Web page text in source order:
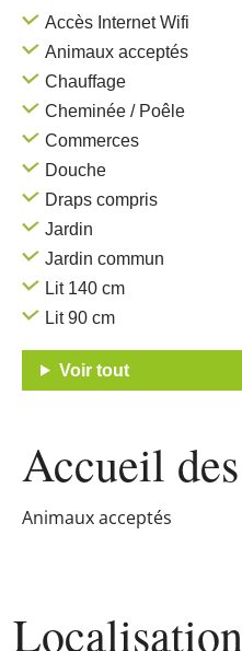
Accès Internet Wifi
Animaux acceptés
Chauffage
Cheminée / Poêle
Commerces
Douche
Draps compris
Jardin
Jardin commun
Lit 140 cm
Lit 90 cm
Voir tout
Accueil des
Animaux acceptés
Localisation